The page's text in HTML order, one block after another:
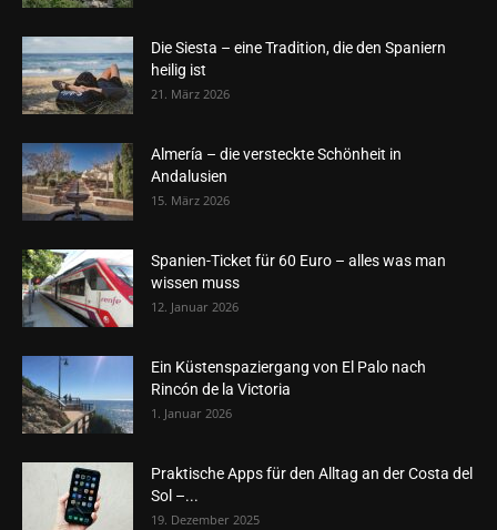
Die Siesta – eine Tradition, die den Spaniern
heilig ist
21. März 2026
Almería – die versteckte Schönheit in
Andalusien
15. März 2026
Spanien-Ticket für 60 Euro – alles was man
wissen muss
12. Januar 2026
Ein Küstenspaziergang von El Palo nach
Rincón de la Victoria
1. Januar 2026
Praktische Apps für den Alltag an der Costa del
Sol –...
19. Dezember 2025